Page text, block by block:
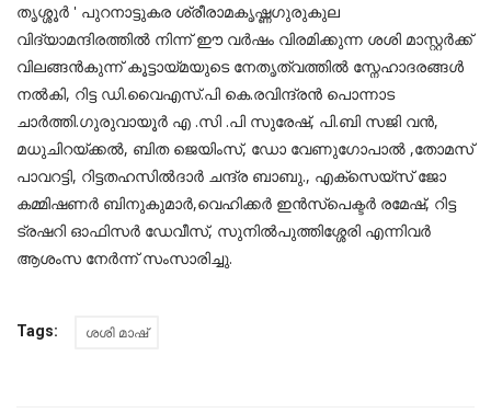
തൃശ്ശൂർ ' പുറനാട്ടുകര ശ്രീരാമകൃഷ്ണഗുരുകുല
വിദ്യാമന്ദിരത്തിൽ നിന്ന് ഈ വർഷം വിരമിക്കുന്ന ശശി മാസ്റ്റർക്ക്
വിലങ്ങൻകുന്ന് കൂട്ടായ്മയുടെ നേതൃത്വത്തിൽ സ്നേഹാദരങ്ങൾ
നൽകി, റിട്ട ഡി.വൈഎസ്.പി കെ.രവിന്ദ്രൻ പൊന്നാട
ചാർത്തി.ഗുരുവായൂർ എ .സി .പി സുരേഷ്, പി.ബി സജി വൻ,
മധുചിറയ്ക്കൽ, ബിത ജെയിംസ്, ഡോ വേണുഗോപാൽ ,തോമസ്
പാവറട്ടി, റിട്ടതഹസിൽദാർ ചന്ദ്ര ബാബു., എക്സെയ്സ് ജോ
കമ്മിഷണർ ബിനുകുമാർ,വെഹിക്കർ ഇൻസ്പെക്ടർ രമേഷ്, റിട്ട
ട്രഷറി ഓഫിസർ ഡേവീസ്, സുനിൽപുത്തിശ്ശേരി എന്നിവർ
ആശംസ നേർന്ന് സംസാരിച്ചു.
Tags: ശശി മാഷ്